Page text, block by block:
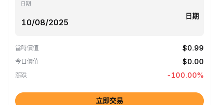
日期
日期
當時價值 $0.99
今日價值 $0.00
漲跌 -100.00%
立即交易